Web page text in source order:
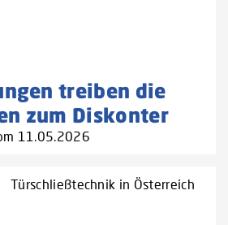
treiben die
zum Diskonter
11.05.2026
Türschließtechnik in Österreich